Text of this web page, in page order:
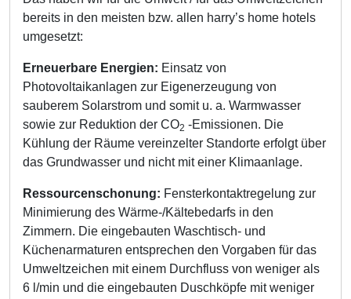
bereits in den meisten bzw. allen harry’s home hotels
umgesetzt:
Erneuerbare Energien: Einsatz von
Photovoltaikanlagen zur Eigenerzeugung von
sauberem Solarstrom und somit u. a. Warmwasser
sowie zur Reduktion der CO2 -Emissionen. Die
Kühlung der Räume vereinzelter Standorte erfolgt über
das Grundwasser und nicht mit einer Klimaanlage.
Ressourcenschonung: Fensterkontaktregelung zur
Minimierung des Wärme-/Kältebedarfs in den
Zimmern. Die eingebauten Waschtisch- und
Küchenarmaturen entsprechen den Vorgaben für das
Umweltzeichen mit einem Durchfluss von weniger als
6 l/min und die eingebauten Duschköpfe mit weniger